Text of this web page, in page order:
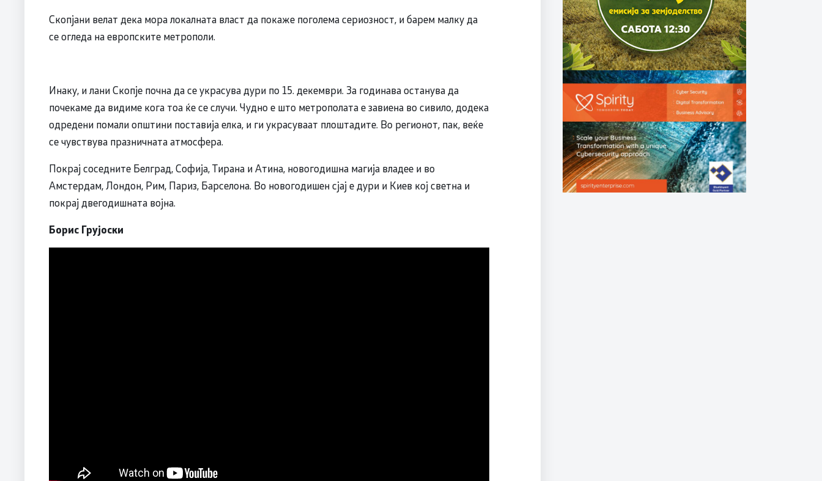
Скопјани велат дека мора локалната власт да покаже поголема сериозност, и барем малку да
се огледа на европските метрополи.
Инаку, и лани Скопје почна да се украсува дури по 15. декември. За годинава останува да
почекаме да видиме кога тоа ќе се случи. Чудно е што метрополата е завиена во сивило, додека
одредени помали општини поставија елка, и ги украсуваат плоштадите. Во регионот, пак, веќе
се чувствува празничната атмосфера.
Покрај соседните Белград, Софија, Тирана и Атина, новогодишна магија владее и во
Амстердам, Лондон, Рим, Париз, Барселона. Во новогодишен сјај е дури и Киев кој светна и
покрај двегодишната војна.
Борис Грујоски